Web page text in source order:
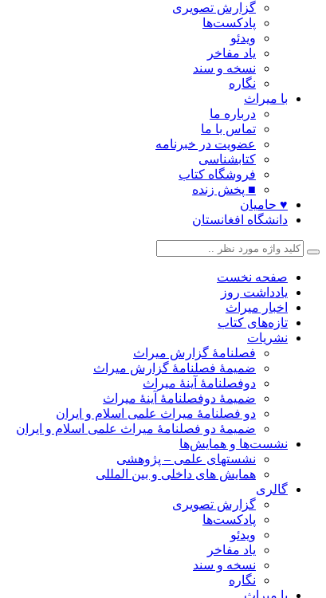
گزارش تصویری
پادکست‌ها
ویدئو
یاد مفاخر
نسخه و سند
نگاره
با میراث
درباره ما
تماس با ما
عضویت در خبرنامه
کتابشناسی
فروشگاه کتاب
■ پخش زنده
♥ حامیان
دانشگاه افغانستان
صفحه نخست
یادداشت روز
اخبار میراث
تازه‌های کتاب
نشریات
فصلنامۀ گزارش میراث
ضمیمۀ فصلنامۀ گزارش میراث
دوفصلنامۀ آینۀ میراث
ضمیمۀ دوفصلنامۀ آینۀ میراث
دو فصلنامۀ میراث علمی اسلام و ایران
ضمیمۀ دو فصلنامۀ میراث علمی اسلام و ایران
نشست‌ها و همایش‌ها
نشستهای علمی – پژوهشی
همایش های داخلی و بین المللی
گالری
گزارش تصویری
پادکست‌ها
ویدئو
یاد مفاخر
نسخه و سند
نگاره
با میراث